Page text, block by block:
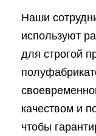
Наши
используют
для строгой
качеством и
чтобы